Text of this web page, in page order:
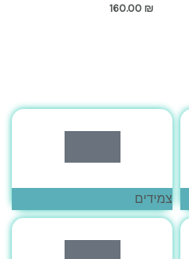
160.00 ₪
צמידים